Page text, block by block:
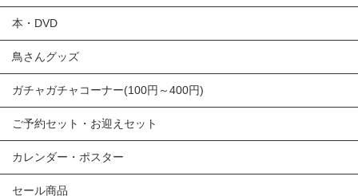
本・DVD
鳥さんグッズ
ガチャガチャコーナー(100円～400円)
ご予約セット・お迎えセット
カレンダー・ポスター
セール商品